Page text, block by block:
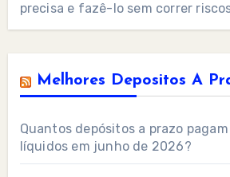
precisa e fazê-lo sem correr
Melhores Depositos A
Quantos depósitos a prazo pagam
líquidos em junho de 2026?